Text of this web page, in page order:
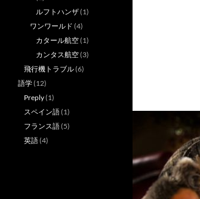
ルフトハンザ(1)
ワンワールド (4)
カタール航空(1)
カンタス航空(3)
飛行機トラブル(6)
語学(12)
Preply(1)
スペイン語(1)
フランス語(5)
英語(4)